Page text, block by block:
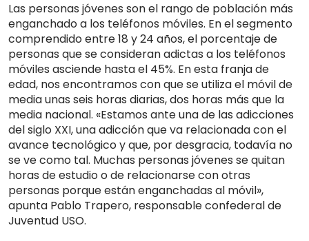
Las personas jóvenes son el rango de población más
enganchado a los teléfonos móviles. En el segmento
comprendido entre 18 y 24 años, el porcentaje de
personas que se consideran adictas a los teléfonos
móviles asciende hasta el 45%. En esta franja de
edad, nos encontramos con que se utiliza el móvil de
media unas seis horas diarias, dos horas más que la
media nacional. «Estamos ante una de las adicciones
del siglo XXI, una adicción que va relacionada con el
avance tecnológico y que, por desgracia, todavía no
se ve como tal. Muchas personas jóvenes se quitan
horas de estudio o de relacionarse con otras
personas porque están enganchadas al móvil»,
apunta Pablo Trapero, responsable confederal de
Juventud USO.